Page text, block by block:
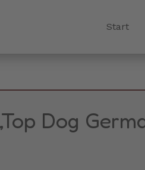
Start
Dog